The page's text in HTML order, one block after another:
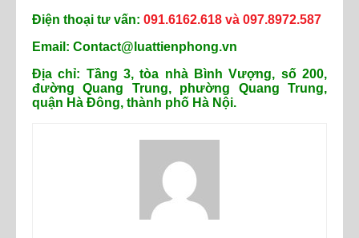
Điện thoại tư vấn: 091.6162.618 và 097.8972.587
Email: Contact@luattienphong.vn
Địa chỉ: Tầng 3, tòa nhà Bình Vượng, số 200,
đường Quang Trung, phường Quang Trung,
quận Hà Đông, thành phố Hà Nội.